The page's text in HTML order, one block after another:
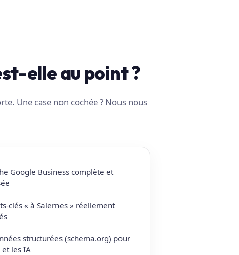
elle au point ?
Une case non cochée ? Nous nous
Google Business complète et
clés « à Salernes » réellement
structurées (schema.org) pour
les IA